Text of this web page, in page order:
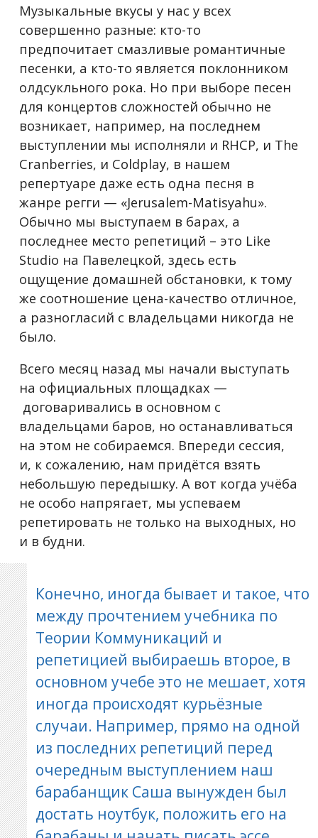
Музыкальные вкусы у нас у всех
совершенно разные: кто-то
предпочитает смазливые романтичные
песенки, а кто-то является поклонником
олдсукльного рока. Но при выборе песен
для концертов сложностей обычно не
возникает, например, на последнем
выступлении мы исполняли и RHCP, и The
Cranberries, и Coldplaу, в нашем
репертуаре даже есть одна песня в
жанре регги — «Jerusalem-Matisyahu».
Обычно мы выступаем в барах, а
последнее место репетиций – это Like
Studio на Павелецкой, здесь есть
ощущение домашней обстановки, к тому
же соотношение цена-качество отличное,
а разногласий с владельцами никогда не
было.
Всего месяц назад мы начали выступать
на официальных площадках —
договаривались в основном с
владельцами баров, но останавливаться
на этом не собираемся. Впереди сессия,
и, к сожалению, нам придётся взять
небольшую передышку. А вот когда учёба
не особо напрягает, мы успеваем
репетировать не только на выходных, но
и в будни.
Конечно, иногда бывает и такое, что
между прочтением учебника по
Теории Коммуникаций и
репетицией выбираешь второе, в
основном учебе это не мешает, хотя
иногда происходят курьёзные
случаи. Например, прямо на одной
из последних репетиций перед
очередным выступлением наш
барабанщик Саша вынужден был
достать ноутбук, положить его на